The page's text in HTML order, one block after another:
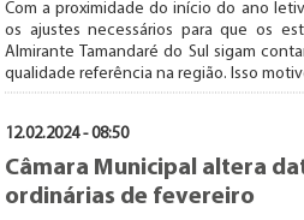
Com a proximidade do início do ano
os ajustes necessários para que os
Almirante Tamandaré do Sul sigam
qualidade referência na região. Isso
12.02.2024 - 08:50
Câmara Municipal altera
ordinárias de fevereiro